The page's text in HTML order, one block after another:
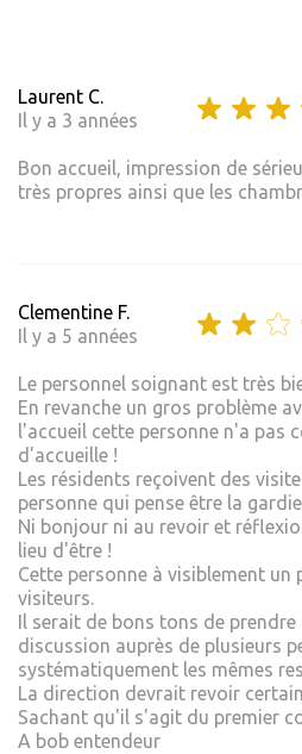
Laurent C.
Il y a 3 années
Bon accueil, impression de
très propres ainsi que les
Clementine F.
Il y a 5 années
Le personnel soignant est très
En revanche un gros problème
l'accueil cette personne n'a pas
d'accueille !
Les résidents reçoivent des
personne qui pense être la
Ni bonjour ni au revoir et
lieu d'être !
Cette personne à visiblement un
visiteurs.
Il serait de bons tons de prendre
discussion auprès de plusieurs
systématiquement les mêmes
La direction devrait revoir
Sachant qu'il s'agit du premier
A bob entendeur